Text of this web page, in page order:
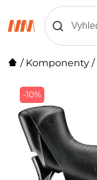
/ Komponenty /
-10%